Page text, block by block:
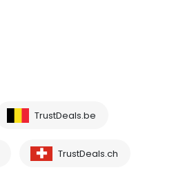
TrustDeals.be
TrustDeals.ch